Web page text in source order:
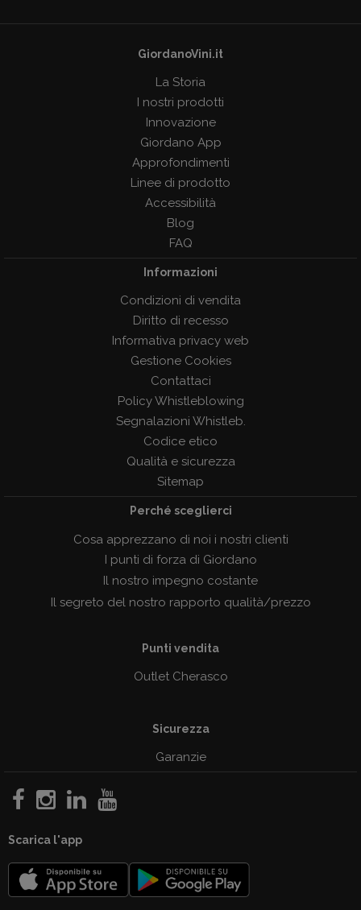
GiordanoVini.it
La Storia
I nostri prodotti
Innovazione
Giordano App
Approfondimenti
Linee di prodotto
Accessibilità
Blog
FAQ
Informazioni
Condizioni di vendita
Diritto di recesso
Informativa privacy web
Gestione Cookies
Contattaci
Policy Whistleblowing
Segnalazioni Whistleb.
Codice etico
Qualità e sicurezza
Sitemap
Perché sceglierci
Cosa apprezzano di noi i nostri clienti
I punti di forza di Giordano
Il nostro impegno costante
Il segreto del nostro rapporto qualità/prezzo
Punti vendita
Outlet Cherasco
Sicurezza
Garanzie
Scarica l'app